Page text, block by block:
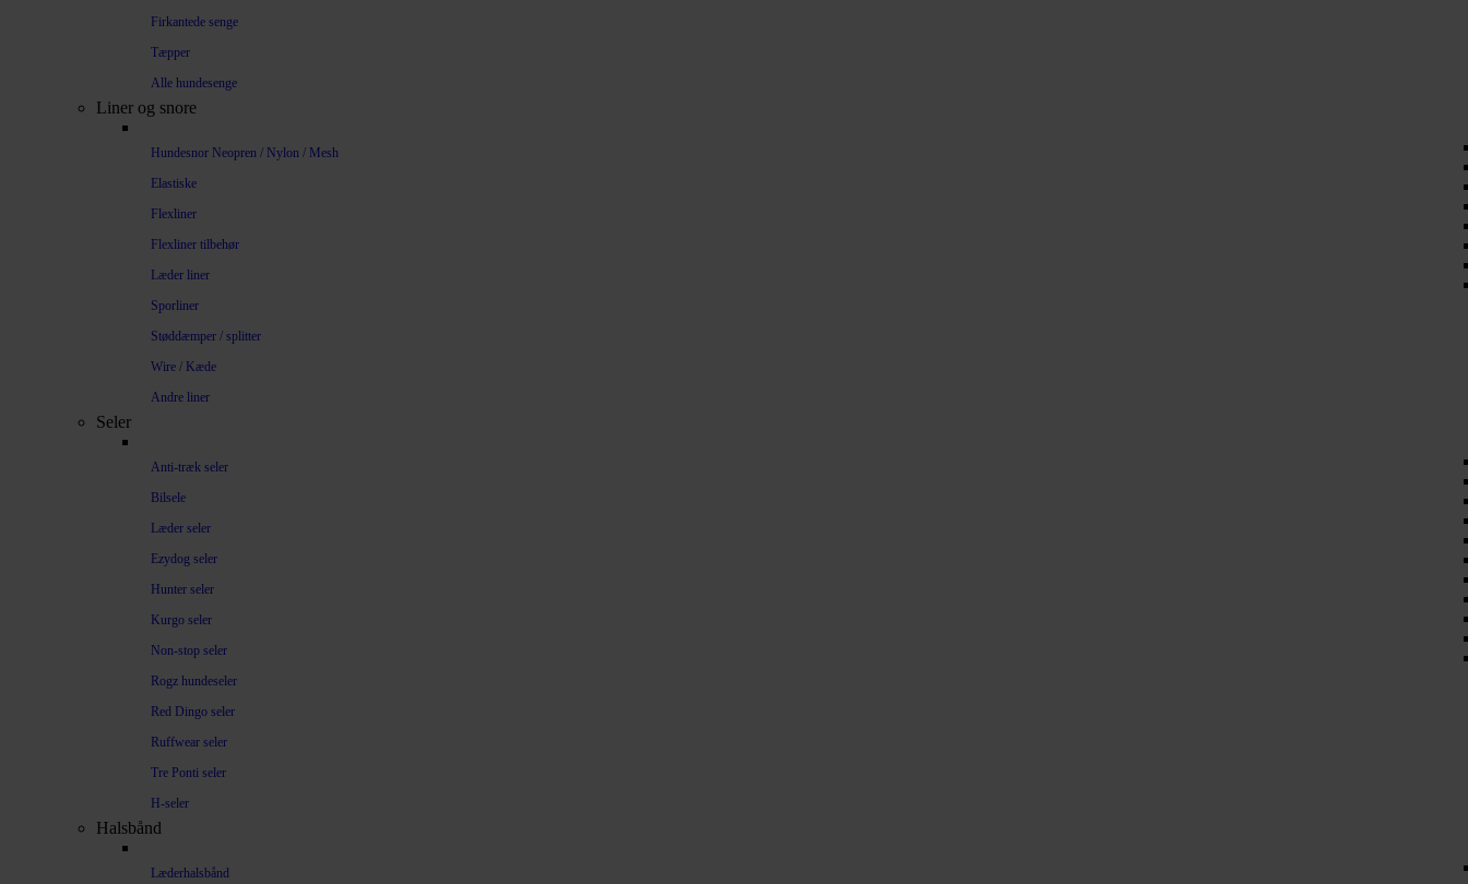
Firkantede senge
Tæpper
Alle hundesenge
Liner og snore
Hundesnor Neopren / Nylon / Mesh
Elastiske
Flexliner
Flexliner tilbehør
Læder liner
Sporliner
Støddæmper / splitter
Wire / Kæde
Andre liner
Seler
Anti-træk seler
Bilsele
Læder seler
Ezydog seler
Hunter seler
Kurgo seler
Non-stop seler
Rogz hundeseler
Red Dingo seler
Ruffwear seler
Tre Ponti seler
H-seler
Halsbånd
Læderhalsbånd